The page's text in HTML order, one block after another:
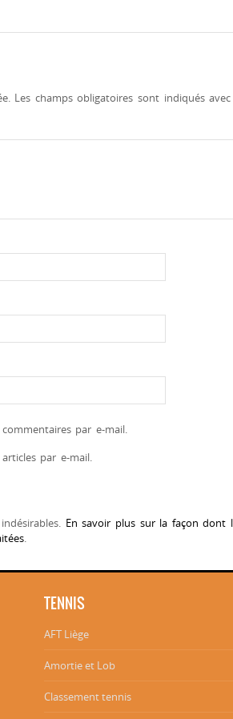
Les champs obligatoires sont indiqués avec
par e-mail.
par e-mail.
En savoir plus sur la façon dont
.
TENNIS
AFT Liège
Amortie et Lob
Classement tennis